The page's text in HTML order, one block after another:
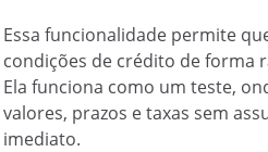
Essa funcionalidade permite
condições de crédito de forma
Ela funciona como um teste,
valores, prazos e taxas sem
imediato.